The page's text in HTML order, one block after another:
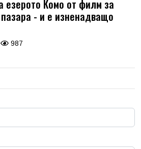
езерото Комо от филм за
- и е изненадващо
987